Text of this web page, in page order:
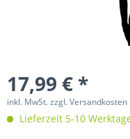
17,99 € *
inkl. MwSt.zzgl. Versandkosten
Lieferzeit 5-10